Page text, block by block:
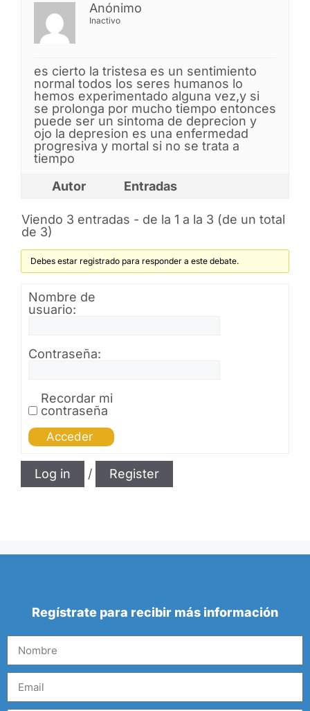
Anónimo
Inactivo
es cierto la tristesa es un sentimiento
normal todos los seres humanos lo
hemos experimentado alguna vez,y si
se prolonga por mucho tiempo entonces
puede ser un sintoma de deprecion y
ojo la depresion es una enfermedad
progresiva y mortal si no se trata a
tiempo
Autor
Entradas
Viendo 3 entradas - de la 1 a la 3 (de un total
de 3)
Debes estar registrado para responder a este debate.
Nombre de
usuario:
Contraseña:
Recordar mi
contraseña
Acceder
Log in / Register
Regístrate para recibir más información